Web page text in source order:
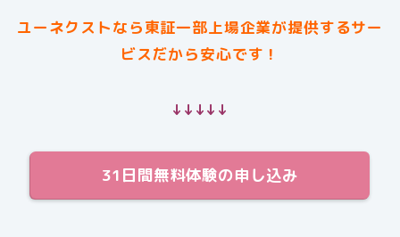
ユーネクストなら東証一部上場企業が提供するサー
ビスだから安心です！
↓↓↓↓↓
31日間無料体験の申し込み